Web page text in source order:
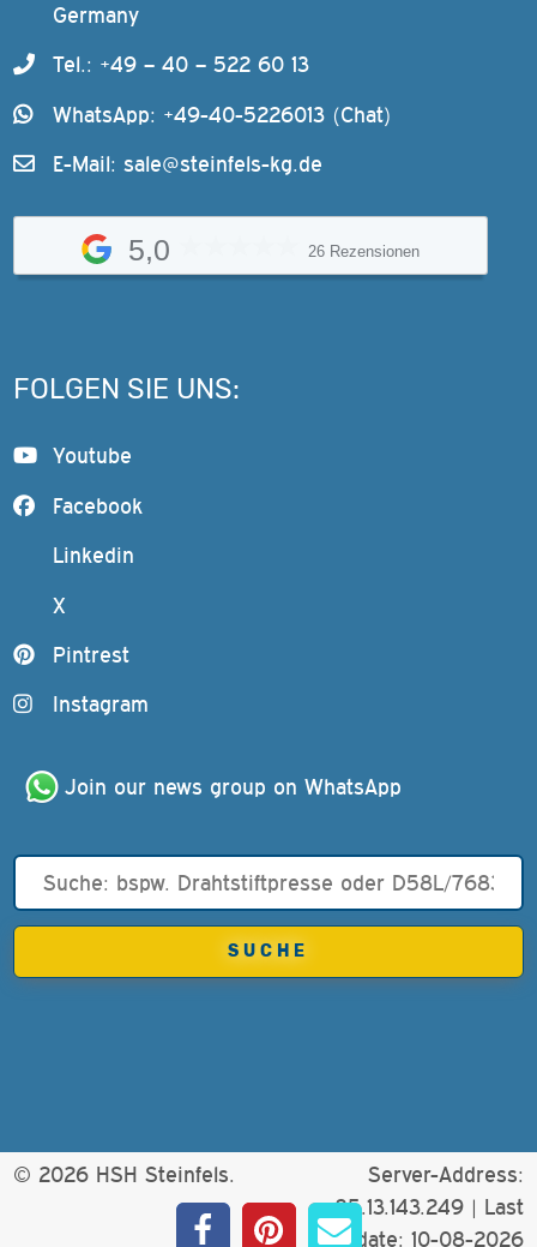
Germany
Tel.: +49 – 40 – 522 60 13
WhatsApp: +49-40-5226013 (Chat)
E-Mail: sale@steinfels-kg.de
5,0 26 Rezensionen
FOLGEN SIE UNS:
Youtube
Facebook
Linkedin
X
Pintrest
Instagram
Join our news group on WhatsApp
© 2026 HSH Steinfels.
Server-Address:
85.13.143.249 | Last
update: 10-08-2026